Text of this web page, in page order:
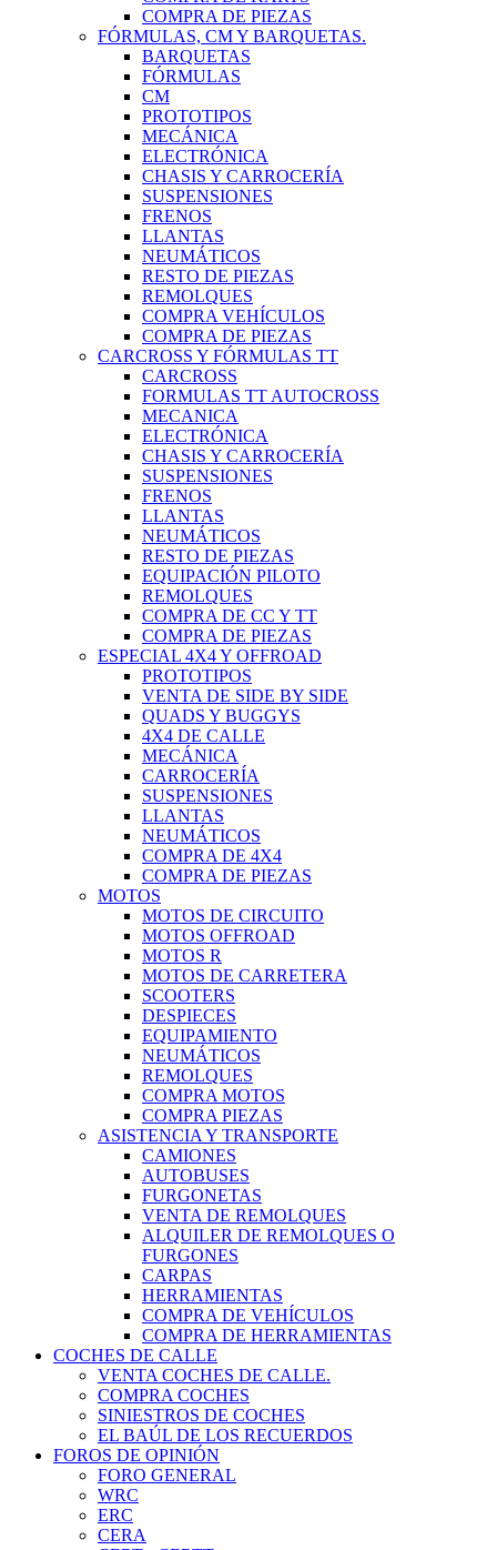
COMPRA DE PIEZAS
FÓRMULAS, CM Y BARQUETAS.
BARQUETAS
FÓRMULAS
CM
PROTOTIPOS
MECÁNICA
ELECTRÓNICA
CHASIS Y CARROCERÍA
SUSPENSIONES
FRENOS
LLANTAS
NEUMÁTICOS
RESTO DE PIEZAS
REMOLQUES
COMPRA VEHÍCULOS
COMPRA DE PIEZAS
CARCROSS Y FÓRMULAS TT
CARCROSS
FORMULAS TT AUTOCROSS
MECANICA
ELECTRÓNICA
CHASIS Y CARROCERÍA
SUSPENSIONES
FRENOS
LLANTAS
NEUMÁTICOS
RESTO DE PIEZAS
EQUIPACIÓN PILOTO
REMOLQUES
COMPRA DE CC Y TT
COMPRA DE PIEZAS
ESPECIAL 4X4 Y OFFROAD
PROTOTIPOS
VENTA DE SIDE BY SIDE
QUADS Y BUGGYS
4X4 DE CALLE
MECÁNICA
CARROCERÍA
SUSPENSIONES
LLANTAS
NEUMÁTICOS
COMPRA DE 4X4
COMPRA DE PIEZAS
MOTOS
MOTOS DE CIRCUITO
MOTOS OFFROAD
MOTOS R
MOTOS DE CARRETERA
SCOOTERS
DESPIECES
EQUIPAMIENTO
NEUMÁTICOS
REMOLQUES
COMPRA MOTOS
COMPRA PIEZAS
ASISTENCIA Y TRANSPORTE
CAMIONES
AUTOBUSES
FURGONETAS
VENTA DE REMOLQUES
ALQUILER DE REMOLQUES O
FURGONES
CARPAS
HERRAMIENTAS
COMPRA DE VEHÍCULOS
COMPRA DE HERRAMIENTAS
COCHES DE CALLE
VENTA COCHES DE CALLE.
COMPRA COCHES
SINIESTROS DE COCHES
EL BAÚL DE LOS RECUERDOS
FOROS DE OPINIÓN
FORO GENERAL
WRC
ERC
CERA